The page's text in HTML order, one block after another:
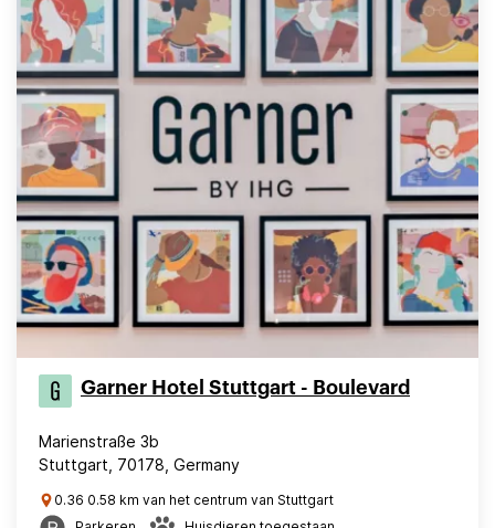
Garner Hotel Stuttgart - Boulevard
Marienstraße 3b
Stuttgart, 70178, Germany
0.36 0.58 km van het centrum van Stuttgart